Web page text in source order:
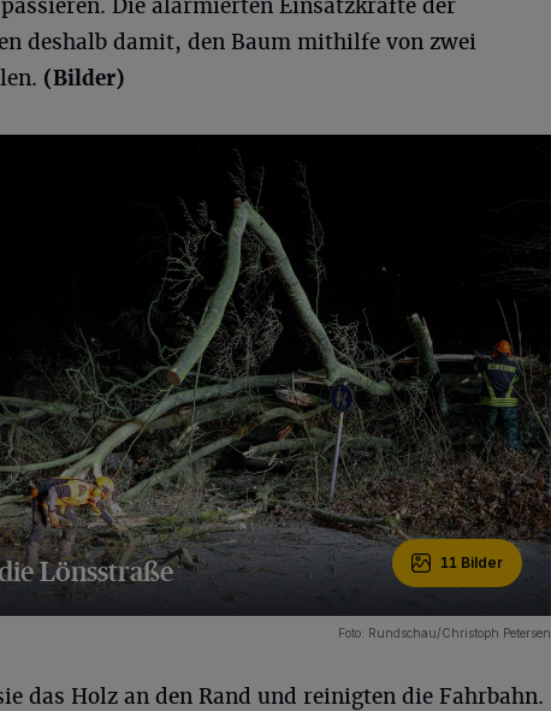
Die alarmierten Einsatzkräfte der
deshalb damit, den Baum mithilfe von zwei
(Bilder)
Lönsstraße 11 Bilder
Foto: Rundschau/Christoph Petersen
das Holz an den Rand und reinigten die Fahrbahn.